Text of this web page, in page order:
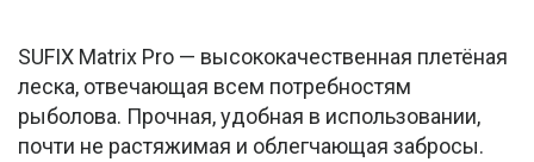
SUFIX Matrix Pro — высококачественная плетёная
леска, отвечающая всем потребностям
рыболова. Прочная, удобная в использовании,
почти не растяжимая и облегчающая забросы.